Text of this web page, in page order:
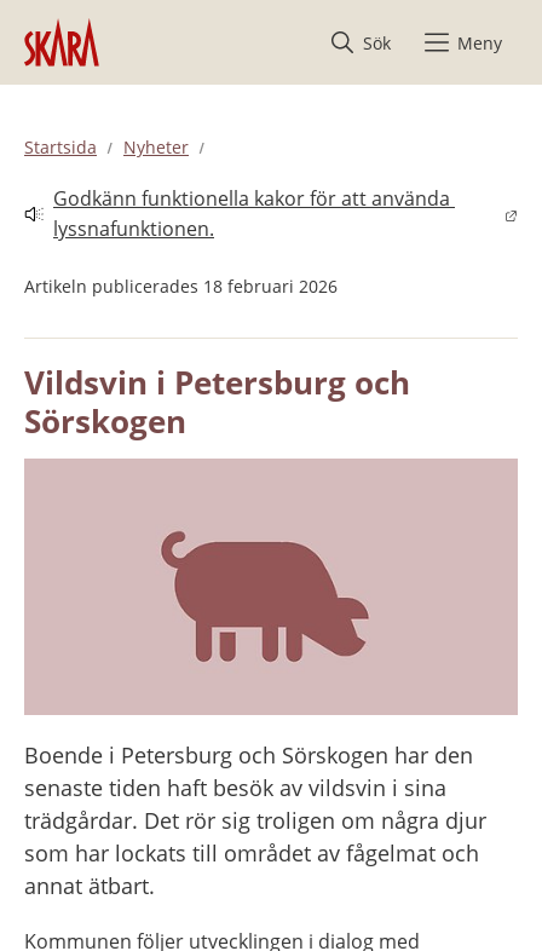
Hoppa till innehåll
Sök
Meny
Startsida Nyheter
Godkänn funktionella kakor för att använda
lyssnafunktionen.
Länk till annan webbplats.
Artikeln publicerades 18 februari 2026
Vildsvin i Petersburg och
Sörskogen
Boende i Petersburg och Sörskogen har den
senaste tiden haft besök av vildsvin i sina
trädgårdar. Det rör sig troligen om några djur
som har lockats till området av fågelmat och
annat ätbart.
Kommunen följer utvecklingen i dialog med